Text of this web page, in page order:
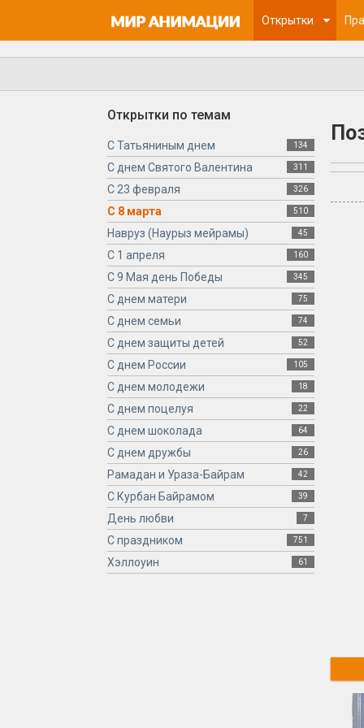
Открытки
Открытки по темам
С Татьяниным днем 134
С днем Святого Валентина 311
С 23 февраля 326
С 8 марта 510
Навруз (Наурыз мейрамы) 45
С 1 апреля 160
С 9 Мая день Победы 345
С днем матери 75
С днем семьи 74
С днем защиты детей 52
С днем России 105
С днем молодежи 18
С днем поцелуя 22
С днем шоколада 64
С днем дружбы 26
Рамадан и Ураза-Байрам 42
С Курбан Байрамом 39
День любви 7
С праздником 751
Хэллоуин 61